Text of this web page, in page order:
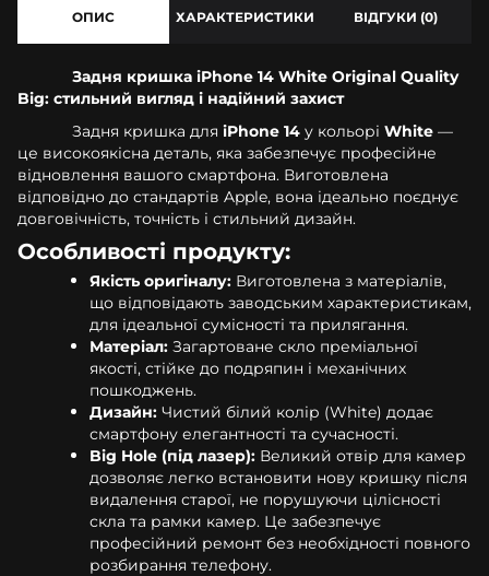
ОПИС ХАРАКТЕРИСТИКИ ВІДГУКИ (0)
Задня кришка iPhone 14 White Original Quality
Big: стильний вигляд і надійний захист
Задня кришка для iPhone 14 у кольорі White —
це високоякісна деталь, яка забезпечує професійне
відновлення вашого смартфона. Виготовлена
відповідно до стандартів Apple, вона ідеально поєднує
довговічність, точність і стильний дизайн.
Особливості продукту:
Якість оригіналу: Виготовлена з матеріалів,
що відповідають заводським характеристикам,
для ідеальної сумісності та прилягання.
Матеріал: Загартоване скло преміальної
якості, стійке до подряпин і механічних
пошкоджень.
Дизайн: Чистий білий колір (White) додає
смартфону елегантності та сучасності.
Big Hole (під лазер): Великий отвір для камер
дозволяє легко встановити нову кришку після
видалення старої, не порушуючи цілісності
скла та рамки камер. Це забезпечує
професійний ремонт без необхідності повного
розбирання телефону.